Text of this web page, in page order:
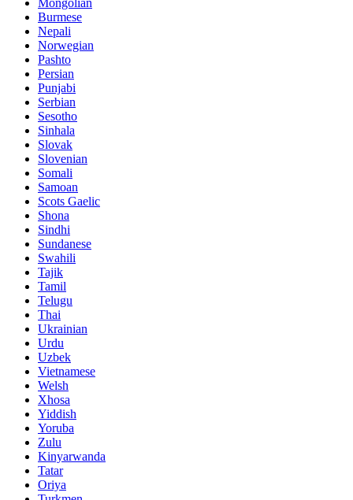
Mongolian
Burmese
Nepali
Norwegian
Pashto
Persian
Punjabi
Serbian
Sesotho
Sinhala
Slovak
Slovenian
Somali
Samoan
Scots Gaelic
Shona
Sindhi
Sundanese
Swahili
Tajik
Tamil
Telugu
Thai
Ukrainian
Urdu
Uzbek
Vietnamese
Welsh
Xhosa
Yiddish
Yoruba
Zulu
Kinyarwanda
Tatar
Oriya